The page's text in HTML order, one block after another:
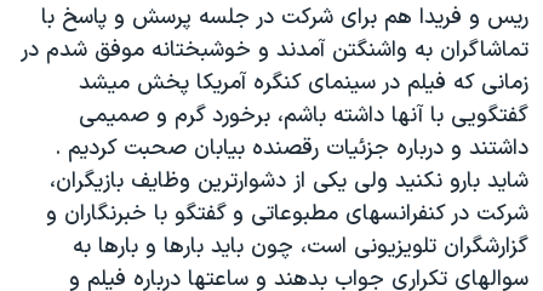
ریس و فریدا هم برای شرکت در جلسه پرسش و پاسخ با
تماشاگران به واشنگتن آمدند و خوشبختانه موفق شدم در
زمانی که فیلم در سینمای کنگره آمریکا پخش میشد
گفتگویی با آنها داشته باشم، برخورد گرم و صمیمی
داشتند و درباره جزئیات رقصنده بیابان صحبت کردیم .
شاید بارو نکنید ولی یکی از دشوارترین وظایف بازیگران،
شرکت در کنفرانسهای مطبوعاتی و گفتگو با خبرنگاران و
گزارشگران تلویزیونی است، چون باید بارها و بارها به
سوالهای تکراری جواب بدهند و ساعتها درباره فیلم و